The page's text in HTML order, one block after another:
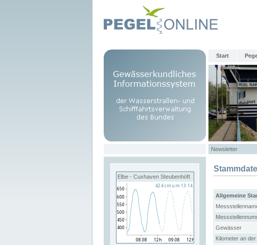
Start
Newsletter
Elbe - Cuxhaven Steubenhöft
Allgemeine
Gewässer
Kilometer an